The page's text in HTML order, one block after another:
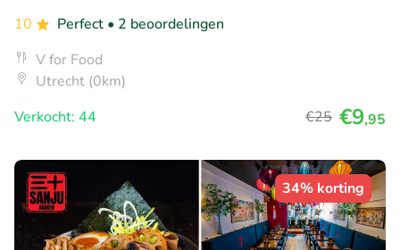
10
Perfect • 2 beoordelingen
V for Food
Utrecht (0km)
Verkocht: 44
€25 €9,95
34% korting